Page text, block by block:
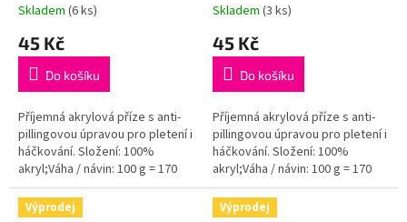
Skladem (6 ks)
45 Kč
Do košíku
Příjemná akrylová příze s anti-
pillingovou úpravou pro pletení i
háčkování. Složení: 100%
akryl;Váha / návin: 100 g = 170
m;Doporučená velikost jehlic /...
Skladem (3 ks)
45 Kč
Do košíku
Příjemná akrylová příze s anti-
pillingovou úpravou pro pletení i
háčkování. Složení: 100%
akryl;Váha / návin: 100 g = 170
m;Doporučená velikost jehlic /...
Výprodej Výprodej